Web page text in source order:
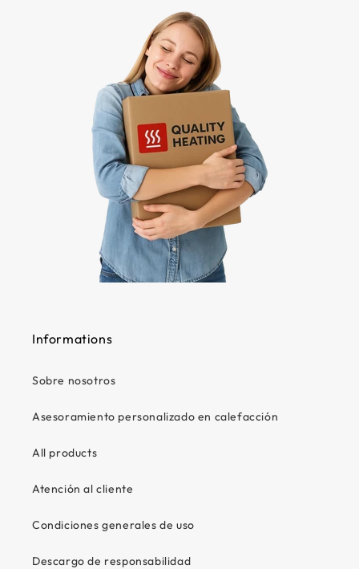
Informations
Sobre nosotros
Asesoramiento personalizado en calefacción
All products
Atención al cliente
Condiciones generales de uso
Descargo de responsabilidad